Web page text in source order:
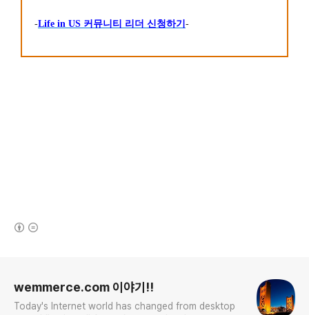
-Life in US 커뮤니티 리더 신청하기 -
wemmerce.com 이야기!!
Today's Internet world has changed from desktop